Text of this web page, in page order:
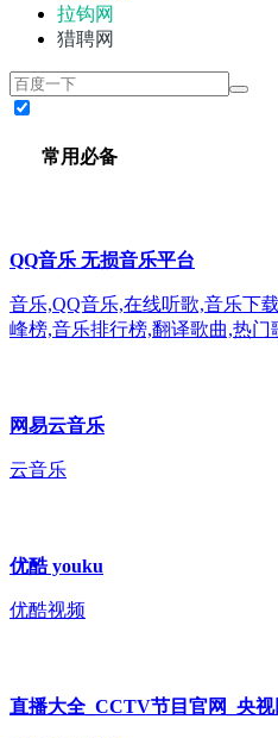
拉钩网
猎聘网
常用必备
QQ音乐 无损音乐平台
音乐,QQ音乐,在线听歌,音乐下
峰榜,音乐排行榜,翻译歌曲,热
网易云音乐
云音乐
优酷 youku
优酷视频
直播大全_CCTV节目官网_央视